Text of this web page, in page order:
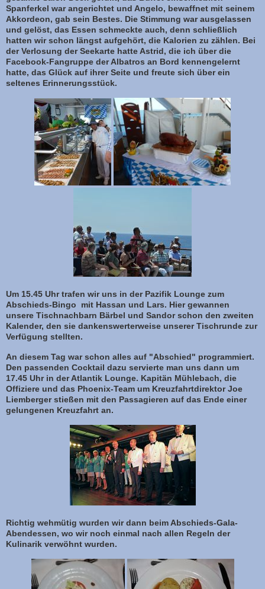
Spanferkel war angerichtet und Angelo, bewaffnet mit seinem
Akkordeon, gab sein Bestes. Die Stimmung war ausgelassen
und gelöst, das Essen schmeckte auch, denn schließlich
hatten wir schon längst aufgehört, die Kalorien zu zählen. Bei
der Verlosung der Seekarte hatte Astrid, die ich über die
Facebook-Fangruppe der Albatros an Bord kennengelernt
hatte, das Glück auf ihrer Seite und freute sich über ein
seltenes Erinnerungsstück.
Um 15.45 Uhr trafen wir uns in der Pazifik Lounge zum
Abschieds-Bingo mit Hassan und Lars. Hier gewannen
unsere Tischnachbarn Bärbel und Sandor schon den zweiten
Kalender, den sie dankenswerterweise unserer Tischrunde zur
Verfügung stellten.
An diesem Tag war schon alles auf "Abschied" programmiert.
Den passenden Cocktail dazu servierte man uns dann um
17.45 Uhr in der Atlantik Lounge. Kapitän Mühlebach, die
Offiziere und das Phoenix-Team um Kreuzfahrtdirektor Joe
Liemberger stießen mit den Passagieren auf das Ende einer
gelungenen Kreuzfahrt an.
Richtig wehmütig wurden wir dann beim Abschieds-Gala-
Abendessen, wo wir noch einmal nach allen Regeln der
Kulinarik verwöhnt wurden.